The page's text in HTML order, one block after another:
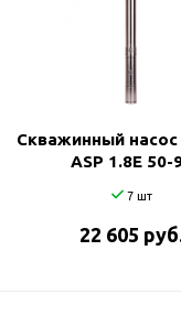
Скважинный насос
ASP 1.8Е 50-
7 шт
22 605